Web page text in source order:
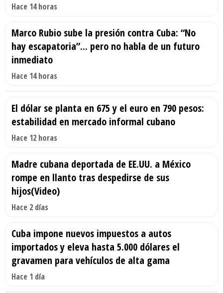
Hace 14 horas
Marco Rubio sube la presión contra Cuba: “No
hay escapatoria”... pero no habla de un futuro
inmediato
Hace 14 horas
El dólar se planta en 675 y el euro en 790 pesos:
estabilidad en mercado informal cubano
Hace 12 horas
Madre cubana deportada de EE.UU. a México
rompe en llanto tras despedirse de sus
hijos(Video)
Hace 2 días
Cuba impone nuevos impuestos a autos
importados y eleva hasta 5.000 dólares el
gravamen para vehículos de alta gama
Hace 1 día